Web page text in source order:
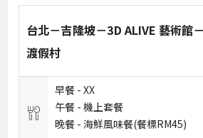
台北－吉隆坡－3D ALIVE 藝術館
渡假村
早餐 -XX
午餐 -機上套餐
晚餐 -海鮮風味餐(餐標RM45)